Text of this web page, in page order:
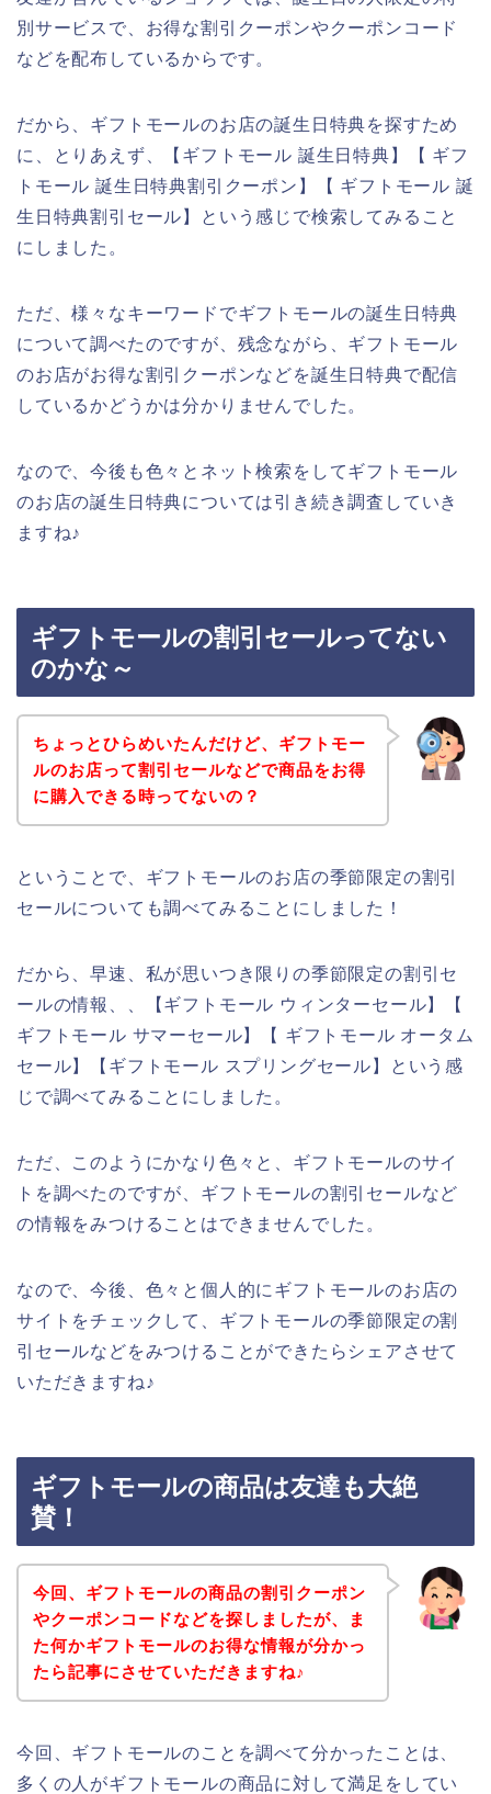
別サービスで、お得な割引クーポンやクーポンコード
などを配布しているからです。
だから、ギフトモールのお店の誕生日特典を探すため
に、とりあえず、【ギフトモール 誕生日特典】【 ギフ
トモール 誕生日特典割引クーポン】【 ギフトモール 誕
生日特典割引セール】という感じで検索してみること
にしました。
ただ、様々なキーワードでギフトモールの誕生日特典
について調べたのですが、残念ながら、ギフトモール
のお店がお得な割引クーポンなどを誕生日特典で配信
しているかどうかは分かりませんでした。
なので、今後も色々とネット検索をしてギフトモール
のお店の誕生日特典については引き続き調査していき
ますね♪
ギフトモールの割引セールってない
のかな～
ちょっとひらめいたんだけど、ギフトモー
ルのお店って割引セールなどで商品をお得
に購入できる時ってないの？
ということで、ギフトモールのお店の季節限定の割引
セールについても調べてみることにしました！
だから、早速、私が思いつき限りの季節限定の割引セ
ールの情報、、【ギフトモール ウィンターセール】【
ギフトモール サマーセール】【 ギフトモール オータム
セール】【ギフトモール スプリングセール】という感
じで調べてみることにしました。
ただ、このようにかなり色々と、ギフトモールのサイ
トを調べたのですが、ギフトモールの割引セールなど
の情報をみつけることはできませんでした。
なので、今後、色々と個人的にギフトモールのお店の
サイトをチェックして、ギフトモールの季節限定の割
引セールなどをみつけることができたらシェアさせて
いただきますね♪
ギフトモールの商品は友達も大絶
賛！
今回、ギフトモールの商品の割引クーポン
やクーポンコードなどを探しましたが、ま
た何かギフトモールのお得な情報が分かっ
たら記事にさせていただきますね♪
今回、ギフトモールのことを調べて分かったことは、
多くの人がギフトモールの商品に対して満足をしてい